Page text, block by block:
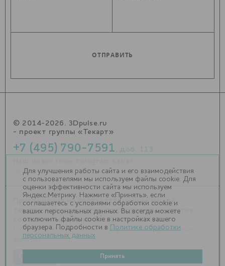
© 2014-2026. 3Dpulse.ru
- проект группы «Текарт»
+7 (495) 790-7591
https://t.me/Techart_CaseStudy
Приглашения на соответствующие нашей
тематике мероприятия, пресс-релизы и другие
сообщения ждем наinfo@3dpulse.ru .
Политика в отношении обработки персональных
данных
Для улучшения работы сайта и его взаимодействия
с пользователями мы используем файлы cookie. Для
оценки эффективности сайта мы используем
Яндекс.Метрику. Нажмите «Принять», если
соглашаетесь с условиями обработки cookie и
ваших персональных данных. Вы всегда можете
отключить файлы cookie в настройках вашего
браузера. Подробности в
Политике обработки
персональных данных
Принять